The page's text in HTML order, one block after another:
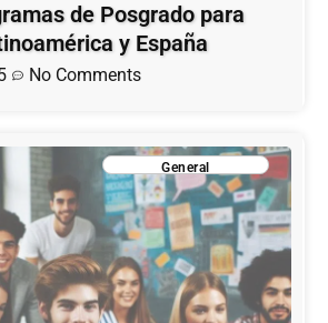
de Posgrado para
y España
No Comments
General